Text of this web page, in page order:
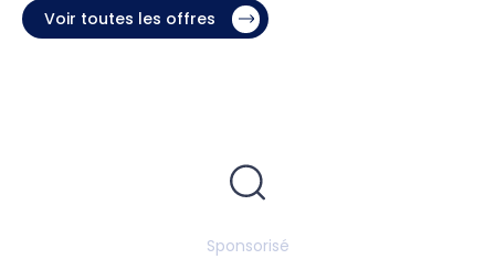
Voir toutes les offres
Sponsorisé